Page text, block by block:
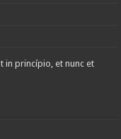
in princípio, et nunc et